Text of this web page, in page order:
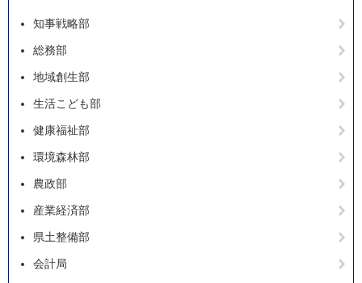
知事戦略部
総務部
地域創生部
生活こども部
健康福祉部
環境森林部
農政部
産業経済部
県土整備部
会計局